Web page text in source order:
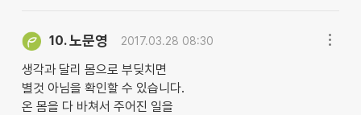
10.노문영 2017.03.28 08:30
생각과 달리 몸으로 부딪치면
별것 아님을 확인할 수 있습니다.
온 몸을 다 바쳐서 주어진 일을